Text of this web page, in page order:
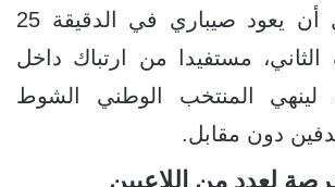
الملغاشي، قبل أن يعود صيباري في الدقيقة 25
مستفيدا من ارتباك داخل
لينهي المنتخب الوطني الشوط
دون مقابل.
لعدد من اللاعبين